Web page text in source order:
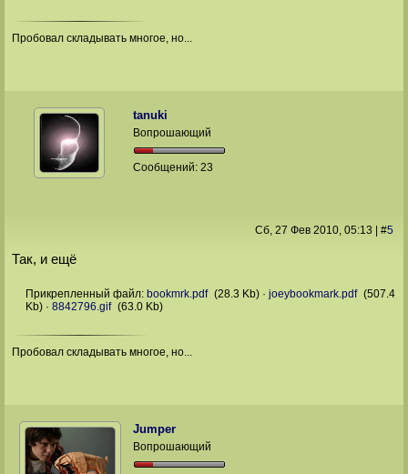
Пробовал складывать многое, но...
tanuki
Вопрошающий
Сообщений:23
Сб, 27 Фев 2010, 05:13 #5
Так, и ещё
Прикрепленный файл: bookmrk.pdf (28.3 Kb) · joeybookmark.pdf (507.4
Kb) · 8842796.gif (63.0 Kb)
Пробовал складывать многое, но...
Jumper
Вопрошающий